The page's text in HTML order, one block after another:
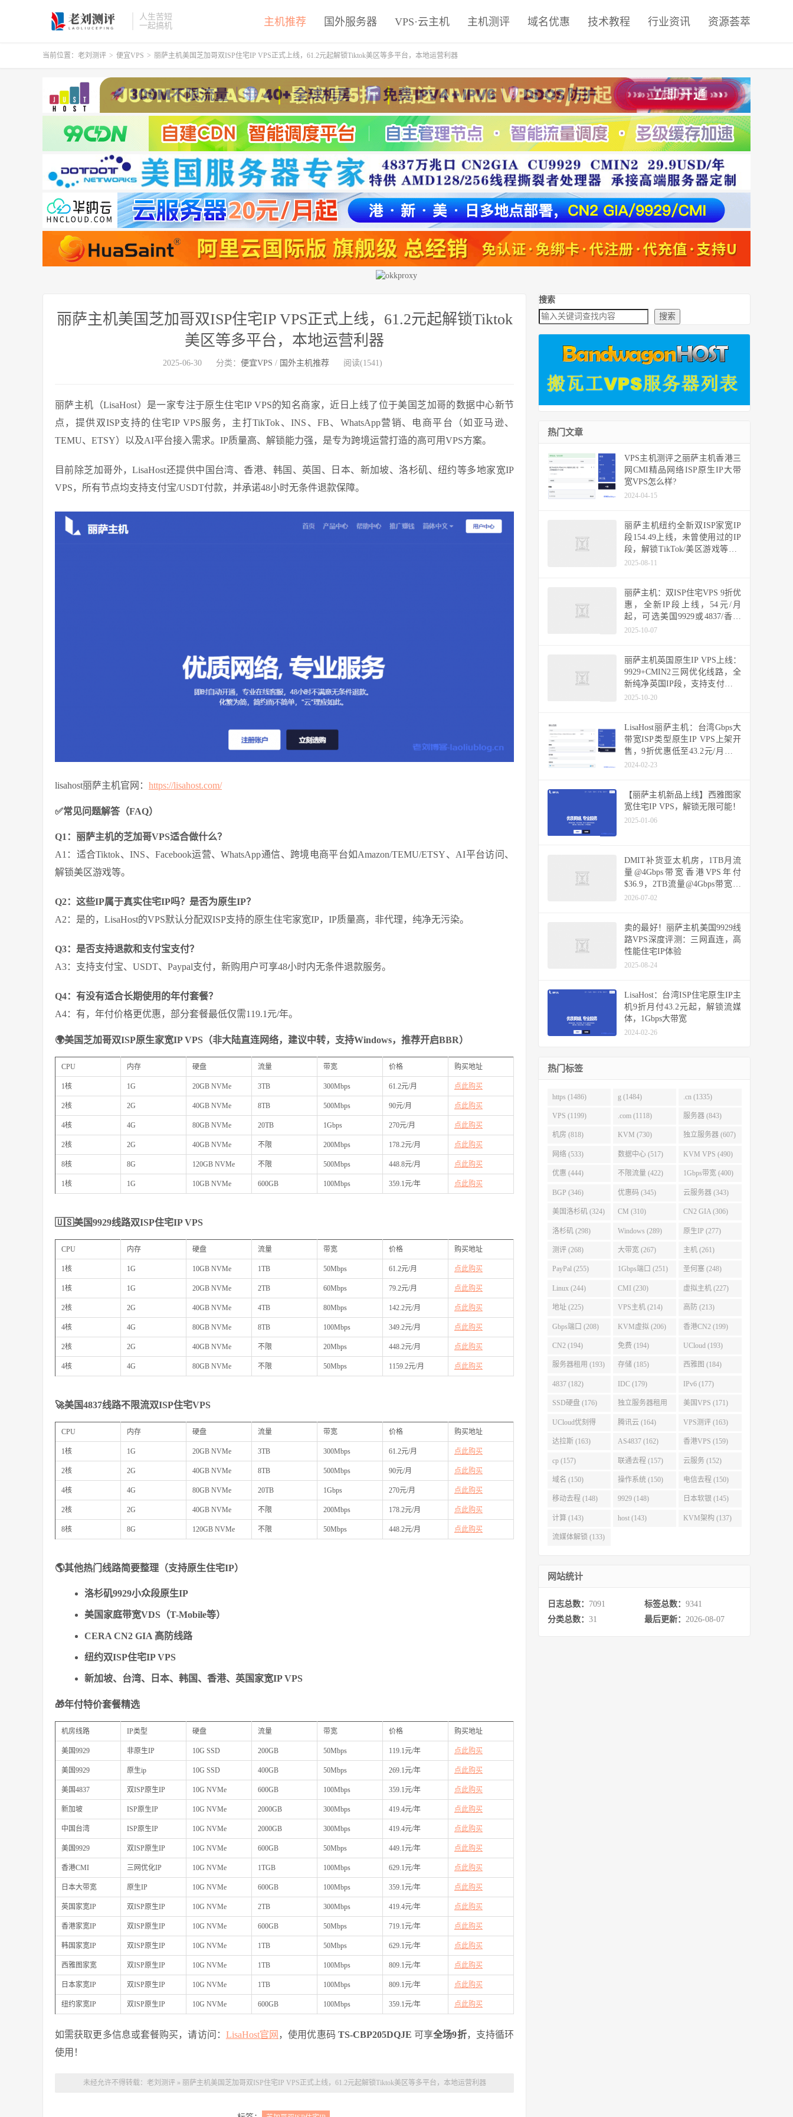
人生苦短
一起搞机
主机推荐 国外服务器 VPS·云主机 主机测评 域名优惠 技术教程 行业资讯 资源荟萃
当前位置： 老刘测评 > 便宜VPS > 丽萨主机美国芝加哥双ISP住宅IP VPS正式上线，61.2元起解锁Tiktok美区等多平台，本地运营利器
丽萨主机美国芝加哥双ISP住宅IP VPS正式上线，61.2元起解锁Tiktok
美区等多平台，本地运营利器
2025-06-30 分类： 便宜VPS / 国外主机推荐 阅读(1541)
丽萨主机（LisaHost）是一家专注于原生住宅IP VPS的知名商家，近日上线了位于美国芝加哥的数据中心新节
点，提供双ISP支持的住宅IP VPS服务，主打TikTok、INS、FB、WhatsApp营销、电商平台（如亚马逊、
TEMU、ETSY）以及AI平台接入需求。IP质量高、解锁能力强，是专为跨境运营打造的高可用VPS方案。
目前除芝加哥外，LisaHost还提供中国台湾、香港、韩国、英国、日本、新加坡、洛杉矶、纽约等多地家宽IP
VPS，所有节点均支持支付宝/USDT付款，并承诺48小时无条件退款保障。
lisahost丽萨主机官网： https://lisahost.com/
✅常见问题解答（FAQ）
Q1：丽萨主机的芝加哥VPS适合做什么？
A1：适合Tiktok、INS、Facebook运营、WhatsApp通信、跨境电商平台如Amazon/TEMU/ETSY、AI平台访问、
解锁美区游戏等。
Q2：这些IP属于真实住宅IP吗？是否为原生IP？
A2：是的，LisaHost的VPS默认分配双ISP支持的原生住宅家宽IP，IP质量高，非代理，纯净无污染。
Q3：是否支持退款和支付宝支付？
A3：支持支付宝、USDT、Paypal支付，新购用户可享48小时内无条件退款服务。
Q4：有没有适合长期使用的年付套餐？
A4：有，年付价格更优惠，部分套餐最低仅需119.1元/年。
🌍美国芝加哥双ISP原生家宽IP VPS（非大陆直连网络，建议中转，支持Windows，推荐开启BBR）
CPU 内存 硬盘 流量 带宽 价格 购买地址
1核 1G 20GB NVMe 3TB 300Mbps 61.2元/月 点此购买
2核 2G 40GB NVMe 8TB 500Mbps 90元/月 点此购买
4核 4G 80GB NVMe 20TB 1Gbps 270元/月 点此购买
2核 2G 40GB NVMe 不限 200Mbps 178.2元/月 点此购买
8核 8G 120GB NVMe 不限 500Mbps 448.8元/月 点此购买
1核 1G 10GB NVMe 600GB 100Mbps 359.1元/年 点此购买
🇺🇸美国9929线路双ISP住宅IP VPS
CPU 内存 硬盘 流量 带宽 价格 购买地址
1核 1G 10GB NVMe 1TB 50Mbps 61.2元/月 点此购买
1核 1G 20GB NVMe 2TB 60Mbps 79.2元/月 点此购买
2核 2G 40GB NVMe 4TB 80Mbps 142.2元/月 点此购买
4核 4G 80GB NVMe 8TB 100Mbps 349.2元/月 点此购买
2核 2G 40GB NVMe 不限 20Mbps 448.2元/月 点此购买
4核 4G 80GB NVMe 不限 50Mbps 1159.2元/月 点此购买
🚀美国4837线路不限流双ISP住宅VPS
CPU 内存 硬盘 流量 带宽 价格 购买地址
1核 1G 20GB NVMe 3TB 300Mbps 61.2元/月 点此购买
2核 2G 40GB NVMe 8TB 500Mbps 90元/月 点此购买
4核 4G 80GB NVMe 20TB 1Gbps 270元/月 点此购买
2核 2G 40GB NVMe 不限 200Mbps 178.2元/月 点此购买
8核 8G 120GB NVMe 不限 50Mbps 448.2元/月 点此购买
🌎其他热门线路简要整理（支持原生住宅IP）
洛杉矶9929小众段原生IP
美国家庭带宽VDS（T-Mobile等）
CERA CN2 GIA 高防线路
纽约双ISP住宅IP VPS
新加坡、台湾、日本、韩国、香港、英国家宽IP VPS
🎁年付特价套餐精选
机房线路 IP类型 硬盘 流量 带宽 价格 购买地址
美国9929 非原生IP 10G SSD 200GB 50Mbps 119.1元/年 点此购买
美国9929 原生ip 10G SSD 400GB 50Mbps 269.1元/年 点此购买
美国4837 双ISP原生IP 10G NVMe 600GB 100Mbps 359.1元/年 点此购买
新加坡 ISP原生IP 10G NVMe 2000GB 300Mbps 419.4元/年 点此购买
中国台湾 ISP原生IP 10G NVMe 2000GB 300Mbps 419.4元/年 点此购买
美国9929 双ISP原生IP 10G NVMe 600GB 50Mbps 449.1元/年 点此购买
香港CMI 三网优化IP 10G NVMe 1TGB 100Mbps 629.1元/年 点此购买
日本大带宽 原生IP 10G NVMe 600GB 100Mbps 359.1元/年 点此购买
英国家宽IP 双ISP原生IP 10G NVMe 2TB 300Mbps 419.4元/年 点此购买
香港家宽IP 双ISP原生IP 10G NVMe 600GB 50Mbps 719.1元/年 点此购买
韩国家宽IP 双ISP原生IP 10G NVMe 1TB 50Mbps 629.1元/年 点此购买
西雅图家宽 双ISP原生IP 10G NVMe 1TB 100Mbps 809.1元/年 点此购买
日本家宽IP 双ISP原生IP 10G NVMe 1TB 100Mbps 809.1元/年 点此购买
纽约家宽IP 双ISP原生IP 10G NVMe 600GB 100Mbps 359.1元/年 点此购买
如需获取更多信息或套餐购买，请访问： LisaHost官网 ，使用优惠码 TS-CBP205DQJE 可享全场9折，支持循环
使用！
未经允许不得转载： 老刘测评» 丽萨主机美国芝加哥双ISP住宅IP VPS正式上线，61.2元起解锁Tiktok美区等多平台，本地运营利器
搜索
搜索
热门文章
VPS主机测评之丽萨主机香港三
网CMI精品网络ISP原生IP大带
宽VPS怎么样?
2024-04-15
丽萨主机纽约全新双ISP家宽IP
段154.49上线，未曾使用过的IP
段，解锁TikTok/美区游戏等，9
折优惠低至61.2元/月
2025-08-11
丽萨主机：双ISP住宅VPS 9折优
惠，全新IP段上线，54元/月
起，可选美国9929或4837/香港
CMI/台湾省/新加坡/日本原生IP
2025-10-07
丽萨主机英国原生IP VPS上线：
9929+CMIN2三网优化线路，全
新纯净英国IP段，支持支付宝、
USDT
2025-10-20
LisaHost丽萨主机：台湾Gbps大
带宽ISP类型原生IP VPS上架开
售，9折优惠低至43.2元/月，年
付款366元，推荐作为落地机用
2024-02-23
【丽萨主机新品上线】西雅图家
宽住宅IP VPS，解锁无限可能！
2025-01-06
DMIT补货亚太机房，1TB月流
量@4Gbps带宽香港VPS年付
$36.9，2TB流量@4Gbps带宽日
本VPS月付$6.9，可选三网CN2
2026-07-02
卖的最好！丽萨主机美国9929线
路VPS深度评测：三网直连，高
性能住宅IP体验
2025-08-24
LisaHost：台湾ISP住宅原生IP主
机9折月付43.2元起，解锁流媒
体，1Gbps大带宽
2024-02-26
热门标签
https (1486) g (1484) .cn (1335)
VPS (1199) .com (1118) 服务器 (843)
机房 (818) KVM (730) 独立服务器 (607)
网络 (533) 数据中心 (517) KVM VPS (490)
优惠 (444) 不限流量 (422) 1Gbps带宽 (400)
BGP (346) 优惠码 (345) 云服务器 (343)
美国洛杉矶 (324) CM (310) CN2 GIA (306)
洛杉矶 (298) Windows (289) 原生IP (277)
测评 (268) 大带宽 (267) 主机 (261)
PayPal (255) 1Gbps端口 (251) 圣何塞 (248)
Linux (244) CMI (230) 虚拟主机 (227)
地址 (225) VPS主机 (214) 高防 (213)
Gbps端口 (208) KVM虚拟 (206) 香港CN2 (199)
CN2 (194) 免费 (194) UCloud (193)
服务器租用 (193) 存储 (185) 西雅图 (184)
4837 (182) IDC (179) IPv6 (177)
SSD硬盘 (176) 独立服务器租用
(175)
美国VPS (171)
UCloud优刻得
(168)
腾讯云 (164) VPS测评 (163)
达拉斯 (163) AS4837 (162) 香港VPS (159)
cp (157) 联通去程 (157) 云服务 (152)
域名 (150) 操作系统 (150) 电信去程 (150)
移动去程 (148) 9929 (148) 日本软银 (145)
计算 (143) host (143) KVM架构 (137)
流媒体解锁 (133)
网站统计
日志总数： 7091 标签总数： 9341
分类总数： 31 最后更新： 2026-08-07